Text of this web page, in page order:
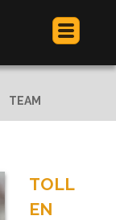
TEAM
TOLL
EN